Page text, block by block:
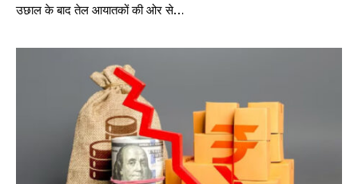
उछाल के बाद तेल आयातकों की ओर से…